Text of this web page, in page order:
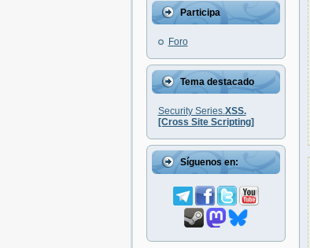
Participa
Foro
Tema destacado
Security Series.XSS.
[Cross Site Scripting]
Síguenos en: